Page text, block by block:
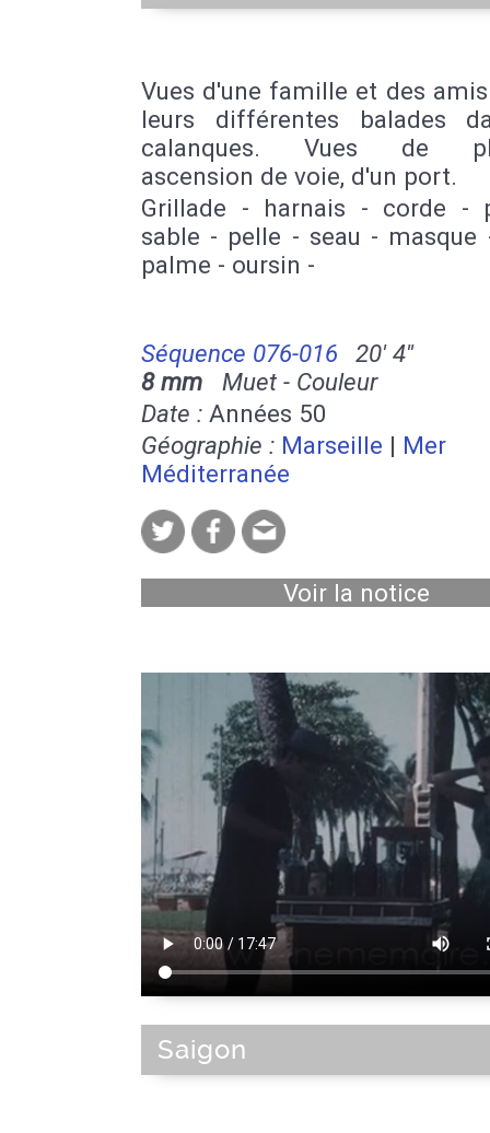
Vues d'une famille et des
leurs différentes balades
calanques. Vues de
ascension de voie, d'un port.
Grillade - harnais - corde -
sable - pelle - seau - masque
palme - oursin -
Séquence 076-016
20' 4''
8 mm Muet - Couleur
Date : Années 50
Géographie : Marseille | Mer
Méditerranée
Voir la notice
Saigon